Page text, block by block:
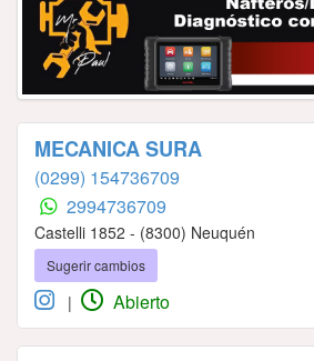
MECANICA SURA
(0299) 154736709
2994736709
Castelli 1852 - (8300) Neuquén
Sugerir cambios
| Abierto